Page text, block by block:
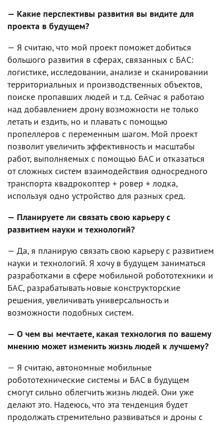
— Какие перспективы развития вы видите для
проекта в будущем?
— Я считаю, что мой проект поможет добиться
большого развития в сферах, связанных с БАС:
логистике, исследовании, анализе и сканировании
территориальных и производственных объектов,
поиске пропавших людей и т.д. Сейчас я работаю
над добавлением дрону возможности не только
летать и ездить, но и плавать с помощью
пропеллеров с переменным шагом. Мой проект
позволит увеличить эффективность и масштабы
работ, выполняемых с помощью БАС и отказаться
от сложных систем взаимодействия односредного
транспорта квадрокоптер + ровер + лодка,
используя одно устройство для разных сред.
— Планируете ли связать свою карьеру с
развитием науки и технологий?
— Да, я планирую связать свою карьеру с развитием
науки и технологий. Я хочу в будущем заниматься
разработками в сфере мобильной робототехники и
БАС, разрабатывать новые конструкторские
решения, увеличивать универсальность и
возможности подобных систем.
— О чем вы мечтаете, какая технология по вашему
мнению может изменить жизнь людей к лучшему?
— Я считаю, автономные мобильные
робототехнические системы и БАС в будущем
смогут сильно облегчить жизнь людей. Они уже
делают это. Надеюсь, что эта тенденция будет
продолжать стремительно развиваться и дроны с